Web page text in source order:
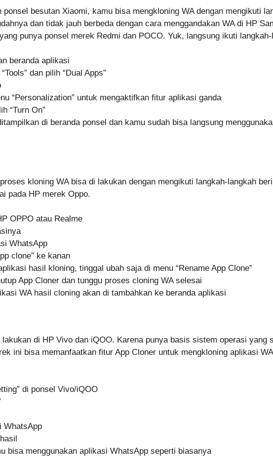
besutan Xiaomi, kamu bisa mengkloning WA dengan mengikuti
dan tidak jauh berbeda dengan cara menggandakan WA di HP
punya ponsel merek Redmi dan POCO. Yuk, langsung ikuti
beranda aplikasi
dan pilih “Dual Apps”
“Personalization” untuk mengaktifkan fitur aplikasi ganda
“Turn On”
di beranda ponsel dan kamu sudah bisa langsung
kloning WA bisa di lakukan dengan mengikuti langkah-langkah
pada HP merek Oppo.
OPPO atau Realme
WhatsApp
clone” ke kanan
hasil kloning, tinggal ubah saja di menu “Rename App Clone”
App Cloner dan tunggu proses cloning WA selesai
WA hasil cloning akan di tambahkan ke beranda aplikasi
di HP Vivo dan iQOO. Karena punya basis sistem operasi yang
ini bisa memanfaatkan fitur App Cloner untuk mengkloning aplikasi
di ponsel Vivo/iQOO
WhatsApp
bisa menggunakan aplikasi WhatsApp seperti biasanya